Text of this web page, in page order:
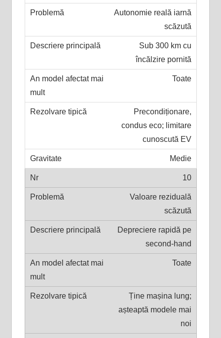
Autonomie reală iarnă
scăzută
Sub 300 km cu
încălzire pornită
Toate
Precondiționare,
condus eco; limitare
cunoscută EV
Medie
10
Valoare reziduală
scăzută
Depreciere rapidă pe
second-hand
Toate
Ține mașina lung;
așteaptă modele mai
noi